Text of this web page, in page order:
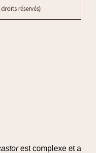
réservés)
est complexe et a